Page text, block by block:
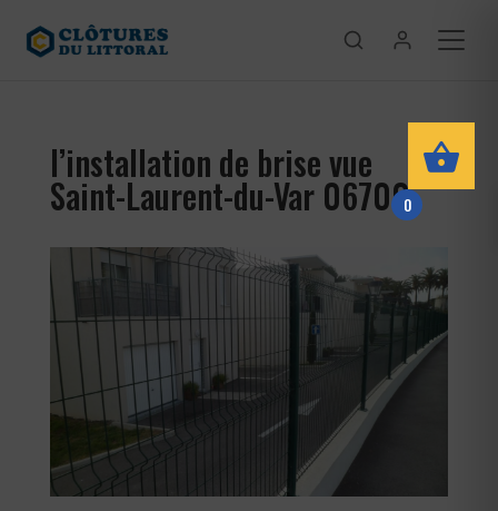
l’installation de brise vue
Saint-Laurent-du-Var 06700
0